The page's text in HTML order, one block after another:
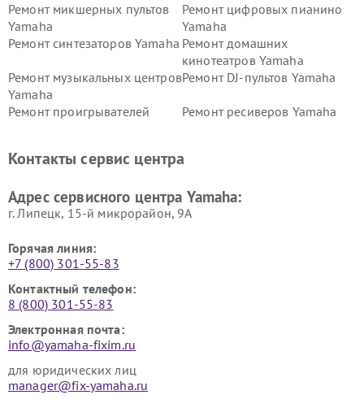
Ремонт микшерных пультов
Yamaha
Ремонт цифровых пианино
Yamaha
Ремонт синтезаторов Yamaha Ремонт домашних
кинотеатров Yamaha
Ремонт музыкальных центров
Yamaha
Ремонт DJ-пультов Yamaha
Ремонт проигрывателей
Ремонт ресиверов Yamaha
Yamaha
Yamaha
Контакты сервис центра
Адрес сервисного центра Yamaha:
г. Липецк, 15-й микрорайон, 9А
Горячая линия:
+7 (800) 301-55-83
Контактный телефон:
8 (800) 301-55-83
Электронная почта:
info@yamaha-fixim.ru
для юридических лиц
manager@fix-yamaha.ru